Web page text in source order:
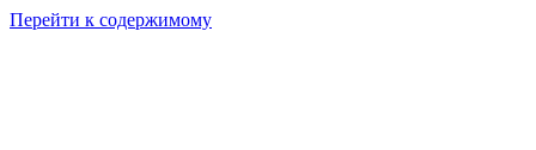
Перейти к содержимому